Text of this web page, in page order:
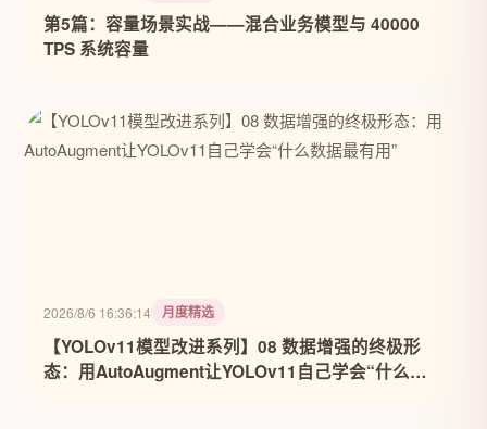
第5篇：容量场景实战——混合业务模型与 40000
TPS 系统容量
2026/8/6 16:36:14 月度精选
【YOLOv11模型改进系列】08 数据增强的终极形
态：用AutoAugment让YOLOv11自己学会“什么数